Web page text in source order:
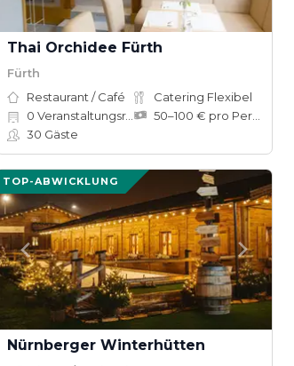
Thai Orchidee Fürth
Fürth
Restaurant / Café
Catering Flexibel
0 Veranstaltungsräume
30 Gäste
TOP-ABWICKLUNG
Nürnberger Winterhütten